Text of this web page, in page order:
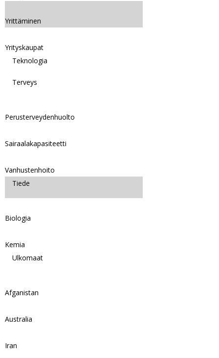
Yrittäminen
Yrityskaupat
Teknologia
Terveys
Perusterveydenhuolto
Sairaalakapasiteetti
Vanhustenhoito
Tiede
Biologia
Kemia
Ulkomaat
Afganistan
Australia
Iran